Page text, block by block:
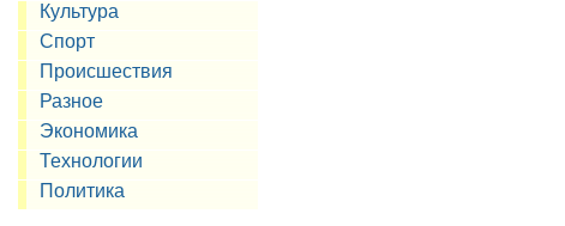
Культура
Спорт
Происшествия
Разное
Экономика
Технологии
Политика